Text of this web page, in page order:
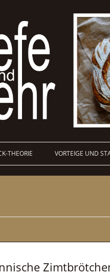
THEORIE VORTEIGE UND